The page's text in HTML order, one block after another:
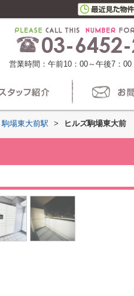
営業時間：午前10：00～午後7：00
駒場東大前駅 > ヒルズ駒場東大前